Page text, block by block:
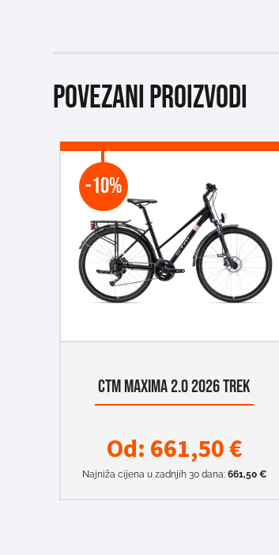
Povezani proizvodi
-10%
CTM MAXIMA 2.0 2026 TREK
Od:661,50€
Najniža cijena u zadnjih 30 dana: 661,50 €